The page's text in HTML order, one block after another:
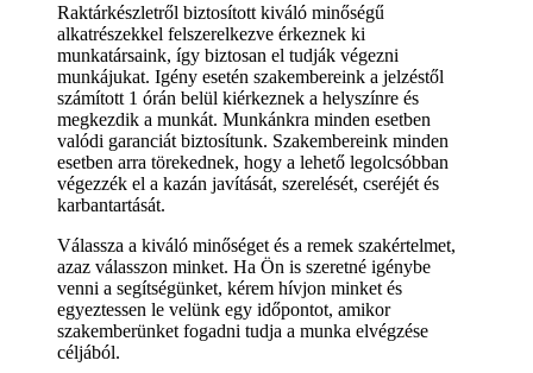
Raktárkészletről biztosított kiváló minőségű
alkatrészekkel felszerelkezve érkeznek ki
munkatársaink, így biztosan el tudják végezni
munkájukat. Igény esetén szakembereink a jelzéstől
számított 1 órán belül kiérkeznek a helyszínre és
megkezdik a munkát. Munkánkra minden esetben
valódi garanciát biztosítunk. Szakembereink minden
esetben arra törekednek, hogy a lehető legolcsóbban
végezzék el a kazán javítását, szerelését, cseréjét és
karbantartását.
Válassza a kiváló minőséget és a remek szakértelmet,
azaz válasszon minket. Ha Ön is szeretné igénybe
venni a segítségünket, kérem hívjon minket és
egyeztessen le velünk egy időpontot, amikor
szakemberünket fogadni tudja a munka elvégzése
céljából.